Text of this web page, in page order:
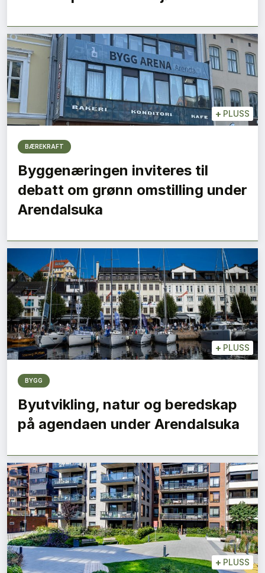
+ PLUSS
BÆREKRAFT
Byggenæringen inviteres til
debatt om grønn omstilling under
Arendalsuka
+ PLUSS
BYGG
Byutvikling, natur og beredskap
på agendaen under Arendalsuka
+ PLUSS